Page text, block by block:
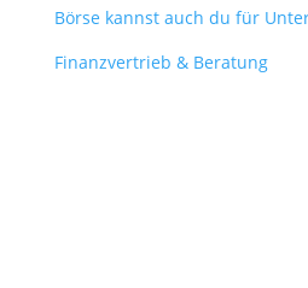
Börse kannst auch du für
Finanzvertrieb & Beratung